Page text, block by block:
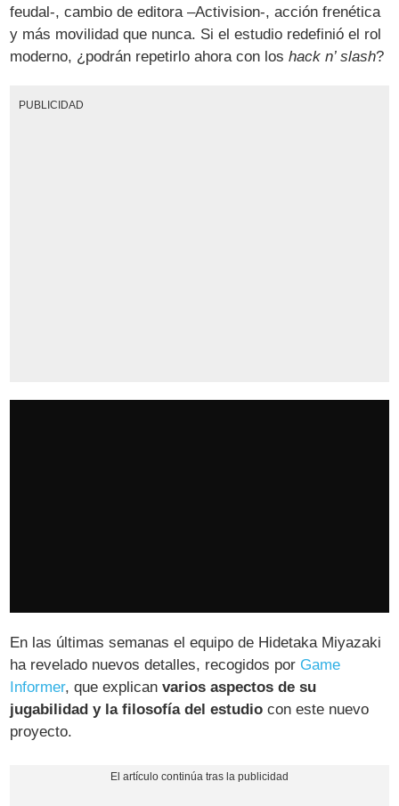
feudal-, cambio de editora –Activision-, acción frenética
y más movilidad que nunca. Si el estudio redefinió el rol
moderno, ¿podrán repetirlo ahora con loshack n’ slash?
PUBLICIDAD
En las últimas semanas el equipo de Hidetaka Miyazaki
ha revelado nuevos detalles, recogidos por Game
Informer, que explicanvarios aspectos de su
jugabilidad y la filosofía del estudio con este nuevo
proyecto.